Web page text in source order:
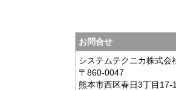
お問合せ
システムテクニカ株式会
〒860-0047
熊本市西区春日3丁目17-